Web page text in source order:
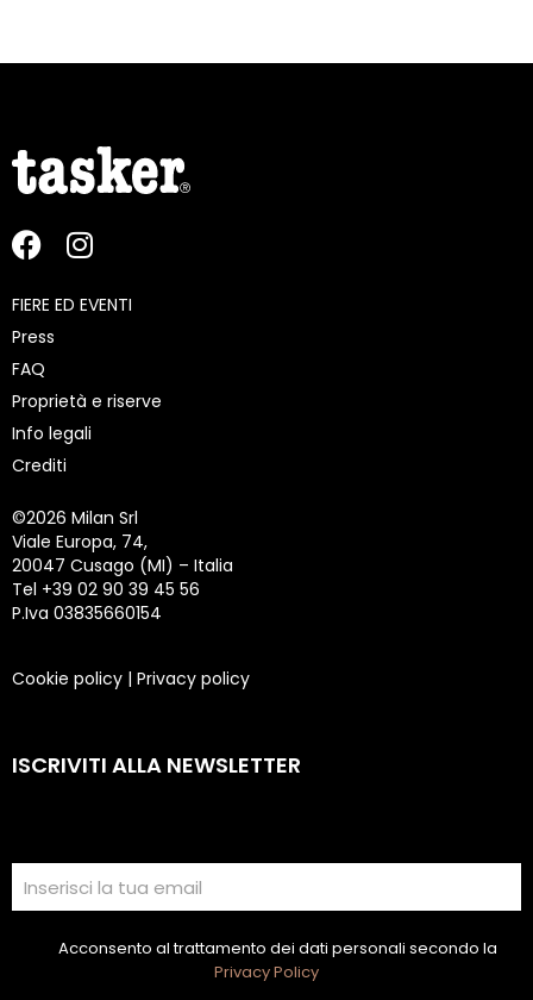
FIERE ED EVENTI
Press
FAQ
Proprietà e riserve
Info legali
Crediti
©2026 Milan Srl
Viale Europa, 74,
20047 Cusago (MI) – Italia
Tel +39 02 90 39 45 56
P.Iva 03835660154
Cookie policy | Privacy policy
ISCRIVITI ALLA NEWSLETTER
Acconsento al trattamento dei dati personali secondo la
Privacy Policy